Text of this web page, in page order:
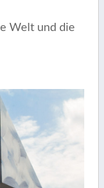
Welt und die